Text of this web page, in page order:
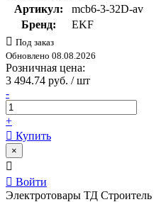
Артикул:
mcb6-3-32D-av
Бренд:
EKF
Под заказ
Обновлено 08.08.2026
Розничная цена:
3 494.74 руб. / шт
-
+
Купить
×
Войти
Электротовары ТД Строитель